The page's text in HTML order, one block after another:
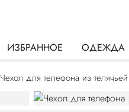
ИЗБРАННОЕ ОДЕЖДА
Чехол для телефона из